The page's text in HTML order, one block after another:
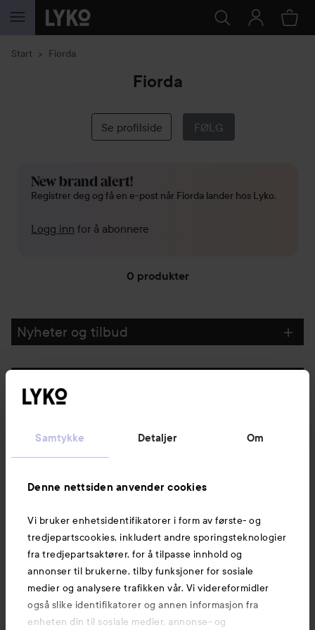
Samtykke Detaljer Om
Denne nettsiden anvender cookies
Vi bruker enhetsidentifikatorer i form av første- og
tredjepartscookies, inkludert andre sporingsteknologier
fra tredjepartsaktører, for å tilpasse innhold og
annonser til brukerne, tilby funksjoner for sosiale
medier og analysere trafikken vår. Vi videreformidler
også slike identifikatorer og annen informasjon fra
enheten din til sosiale medier, annonse- og
GÅ TIL INNHOLD
Start Fiorda
Fiorda
Se profilside FØLG
New brand alert!
Registrer deg og få en e-post når Fiorda lander hos Lyko.
Logg inn for å abonnere
0 produkter
GÅ TIL FILTRE
Nyheter og tilbud
Kundeservice
Informasjon
Også av interesse